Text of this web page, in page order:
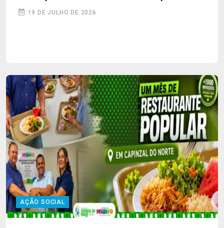
19 DE JULHO DE 2026
AÇÃO SOCIAL